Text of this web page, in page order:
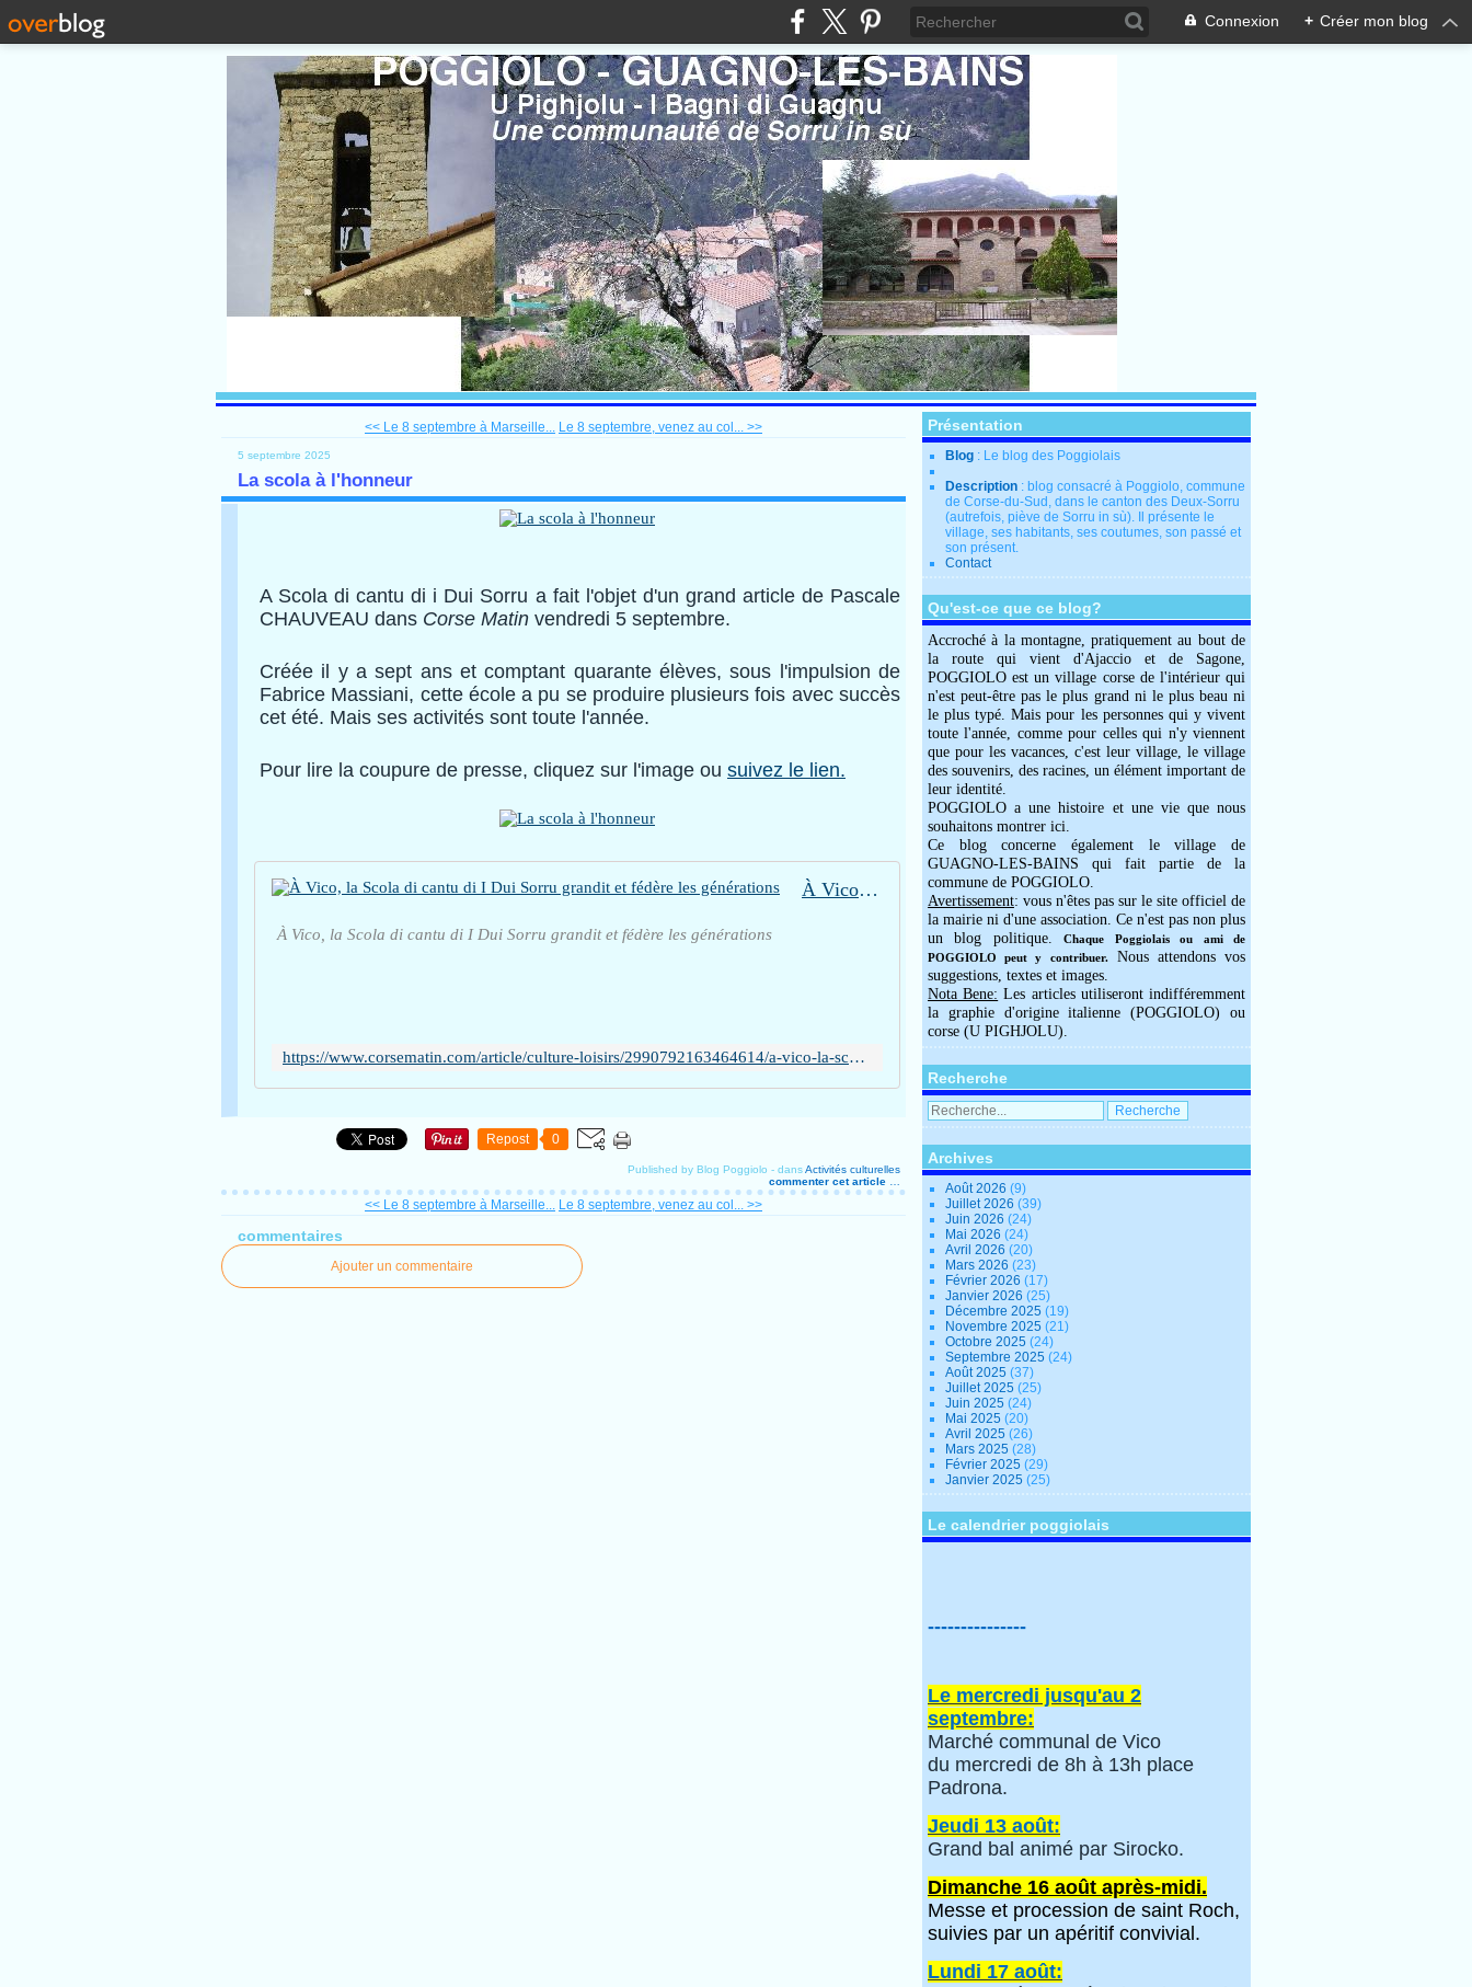
Connexion + Créer mon blog
<< Le 8 septembre à Marseille... Le 8 septembre, venez au col... >>
5 septembre 2025
La scola à l'honneur
A Scola di cantu di i Dui Sorru a fait l'objet d'un grand article de Pascale
CHAUVEAU dans Corse Matin vendredi 5 septembre.
Créée il y a sept ans et comptant quarante élèves, sous l'impulsion de
Fabrice Massiani, cette école a pu se produire plusieurs fois avec succès
cet été. Mais ses activités sont toute l'année.
Pour lire la coupure de presse, cliquez sur l'image ou suivez le lien.
À Vico, la Scola di cantu di I Dui Sorru grandit et fédère les générations
À Vico, la Scola di cantu di I Dui Sorru grandit et fédère les générations
https://www.corsematin.com/article/culture-loisirs/2990792163464614/a-vico-la-scola-di-cantu-di-i-dui-sorru-grandit-et-federe-les-generations
Repost 0
Published by Blog Poggiolo - dansActivités culturelles
commenter cet article
<< Le 8 septembre à Marseille... Le 8 septembre, venez au col... >>
commentaires
Ajouter un commentaire
Présentation
Blog : Le blog des Poggiolais
Description : blog consacré à Poggiolo, commune
de Corse-du-Sud, dans le canton des Deux-Sorru
(autrefois, piève de Sorru in sù). Il présente le
village, ses habitants, ses coutumes, son passé et
son présent.
Contact
Qu'est-ce que ce blog?
Accroché à la montagne, pratiquement au bout de
la route qui vient d'Ajaccio et de Sagone,
POGGIOLO est un village corse de l'intérieur qui
n'est peut-être pas le plus grand ni le plus beau ni
le plus typé. Mais pour les personnes qui y vivent
toute l'année, comme pour celles qui n'y viennent
que pour les vacances, c'est leur village, le village
des souvenirs, des racines, un élément important de
leur identité.
POGGIOLO a une histoire et une vie que nous
souhaitons montrer ici.
Ce blog concerne également le village de
GUAGNO-LES-BAINS qui fait partie de la
commune de POGGIOLO.
Avertissement: vous n'êtes pas sur le site officiel de
la mairie ni d'une association. Ce n'est pas non plus
un blog politique.Chaque Poggiolais ou ami de
POGGIOLO peut y contribuer.Nous attendons vos
suggestions, textes et images.
Nota Bene: Les articles utiliseront indifféremment
la graphie d'origine italienne (POGGIOLO) ou
corse (U PIGHJOLU).
Recherche
Archives
Août 2026 (9)
Juillet 2026 (39)
Juin 2026 (24)
Mai 2026 (24)
Avril 2026 (20)
Mars 2026 (23)
Février 2026 (17)
Janvier 2026 (25)
Décembre 2025 (19)
Novembre 2025 (21)
Octobre 2025 (24)
Septembre 2025 (24)
Août 2025 (37)
Juillet 2025 (25)
Juin 2025 (24)
Mai 2025 (20)
Avril 2025 (26)
Mars 2025 (28)
Février 2025 (29)
Janvier 2025 (25)
Le calendrier poggiolais
---------------
Le mercredi jusqu'au 2
septembre:
Marché communal de Vico
du mercredi de 8h à 13h place
Padrona.
Jeudi 13 août:
Grand bal animé par Sirocko.
Dimanche 16 août après-midi.
Messe et procession de saint Roch,
suivies par un apéritif convivial.
Lundi 17 août: